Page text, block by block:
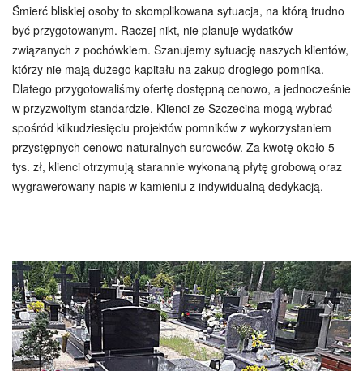
Śmierć bliskiej osoby to skomplikowana sytuacja, na którą trudno
być przygotowanym. Raczej nikt, nie planuje wydatków
związanych z pochówkiem. Szanujemy sytuację naszych klientów,
którzy nie mają dużego kapitału na zakup drogiego pomnika.
Dlatego przygotowaliśmy ofertę dostępną cenowo, a jednocześnie
w przyzwoitym standardzie. Klienci ze Szczecina mogą wybrać
spośród kilkudziesięciu projektów pomników z wykorzystaniem
przystępnych cenowo naturalnych surowców. Za kwotę około 5
tys. zł, klienci otrzymują starannie wykonaną płytę grobową oraz
wygrawerowany napis w kamieniu z indywidualną dedykacją.